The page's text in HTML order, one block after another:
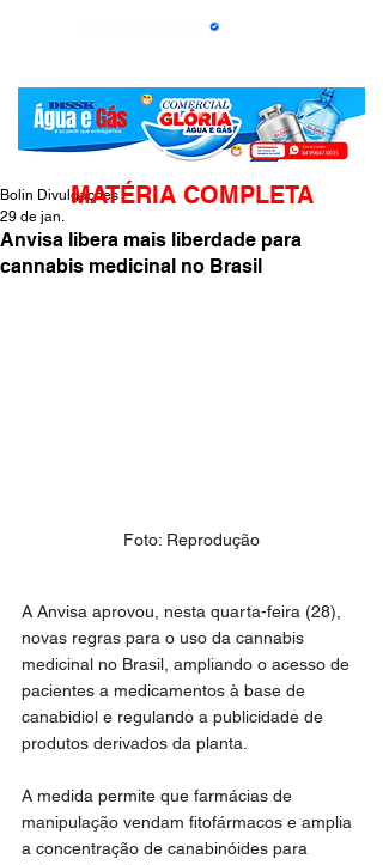
Anvisa libera mais liberdade para
cannabis medicinal no Brasil
Bolin Divulgações
29 de jan.
Foto: Reprodução
A Anvisa aprovou, nesta quarta-feira (28),
novas regras para o uso da cannabis
medicinal no Brasil, ampliando o acesso de
pacientes a medicamentos à base de
canabidiol e regulando a publicidade de
produtos derivados da planta.
A medida permite que farmácias de
manipulação vendam fitofármacos e amplia
a concentração de canabinóides para
MATÉRIA COMPLETA